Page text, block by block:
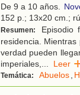
De 9 a 10 años.
152 p.; 13x20 cm.;
Resumen:
Episodio
residencia.
verdad pueden
imperiales,...
Temática: Abuelos,